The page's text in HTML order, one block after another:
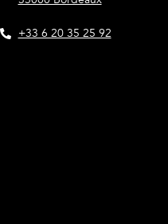
+33 6 20 35 25 92